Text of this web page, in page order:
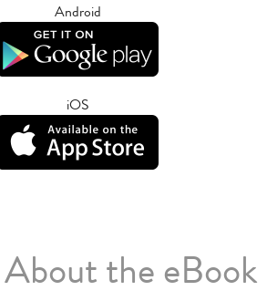
Android
iOS
About the eBook